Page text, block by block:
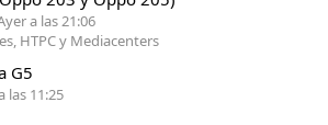
a las 21:06
HTPC y Mediacenters
G5
las 11:25